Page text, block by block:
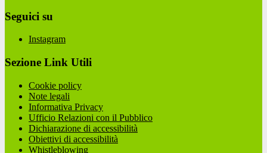
Seguici su
Instagram
Sezione Link Utili
Cookie policy
Note legali
Informativa Privacy
Ufficio Relazioni con il Pubblico
Dichiarazione di accessibilità
Obiettivi di accessibilità
Whistleblowing